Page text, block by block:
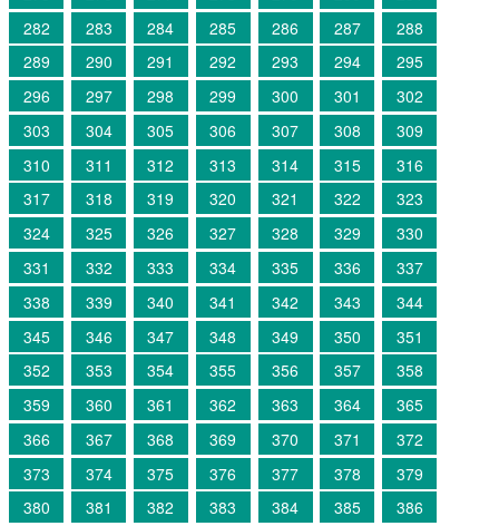
282
283 284 285 286 287
288
289
290 291 292 293 294
295
296
297 298 299 300 301
302
303
304 305 306 307 308
309
310
311 312 313 314 315
316
317
318 319 320 321 322
323
324
325 326 327 328 329
330
331
332 333 334 335 336
337
338
339 340 341 342 343
344
345
346 347 348 349 350
351
352
353 354 355 356 357
358
359
360 361 362 363 364
365
366
367 368 369 370 371
372
373
374 375 376 377 378
379
380
381 382 383 384 385 386